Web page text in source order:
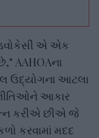
એ એક
AAHOAના
ઉદ્યોગના આટલા
નીતિઓને આકાર
કરીએ છીએ જે
કરવામાં મદદ